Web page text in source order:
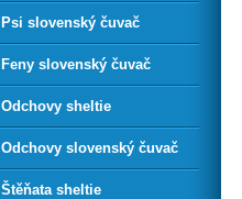
Psi slovenský čuvač
Feny slovenský čuvač
Odchovy sheltie
Odchovy slovenský čuvač
Štěňata sheltie